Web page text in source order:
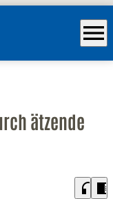
menu
ätzende
headphones chrome_reader_mode